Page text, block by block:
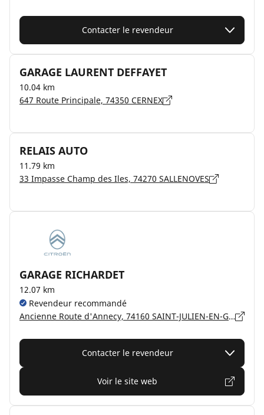
Contacter le revendeur
GARAGE LAURENT DEFFAYET
10.04 km
647 Route Principale, 74350 CERNEX
RELAIS AUTO
11.79 km
33 Impasse Champ des Iles, 74270 SALLENOVES
GARAGE RICHARDET
12.07 km
Revendeur recommandé
Ancienne Route d'Annecy, 74160 SAINT-JULIEN-EN-GENEVOIS
Contacter le revendeur
Voir le site web